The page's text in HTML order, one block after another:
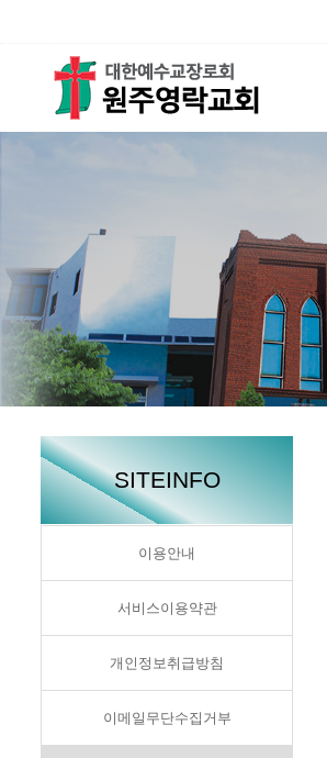
SITEINFO
이용안내
서비스이용약관
개인정보취급방침
이메일무단수집거부